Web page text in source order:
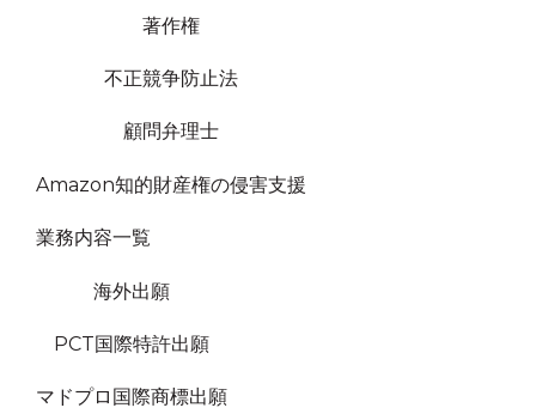
著作権
不正競争防止法
顧問弁理士
Amazon知的財産権の侵害支援
業務内容一覧
海外出願
PCT国際特許出願
マドプロ国際商標出願